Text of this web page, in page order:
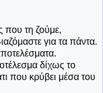
που τη ζούμε,
για τα πάντα.
δίχως το
που κρύβει μέσα του